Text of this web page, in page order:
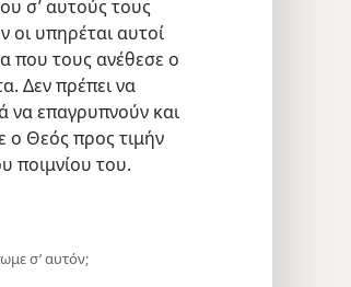
σ’ αυτούς τους
οι υπηρέται αυτοί
που τους ανέθεσε ο
Δεν πρέπει να
να επαγρυπνούν και
ο Θεός προς τιμήν
ποιμνίου του.
σ’ αυτόν;